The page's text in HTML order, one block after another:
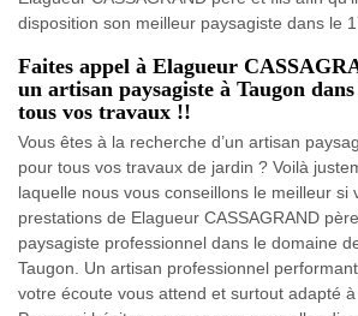
disposition son meilleur paysagiste dans le
Faites appel à Elagueur
un artisan paysagiste à Taugon
tous vos travaux !!
Vous êtes à la recherche d’un artisan
pour tous vos travaux de jardin ? Voilà
laquelle nous vous conseillons le meilleur si
prestations de Elagueur CASSAGRAND
paysagiste professionnel dans le domaine
Taugon. Un artisan professionnel
votre écoute vous attend et surtout adapté